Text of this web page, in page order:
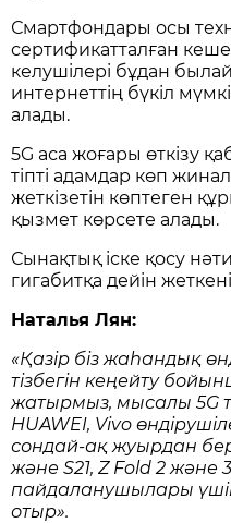
Смартфондары осы
сертификатталған
келушілері бұдан
интернеттің бүкіл
алады.
5G аса жоғары өткізу
тіпті адамдар көп
жеткізетін көптеген
қызмет көрсете алады.
Сынақтық іске қосу
гигабитқа дейін
Наталья Лян:
«Қазір біз жаһандық
тізбегін кеңейту
жатырмыз, мысалы 5G
HUAWEI, Vivo
сондай-ақ жуырдан
және S21, Z Fold 2 және
пайдаланушылары
отыр».